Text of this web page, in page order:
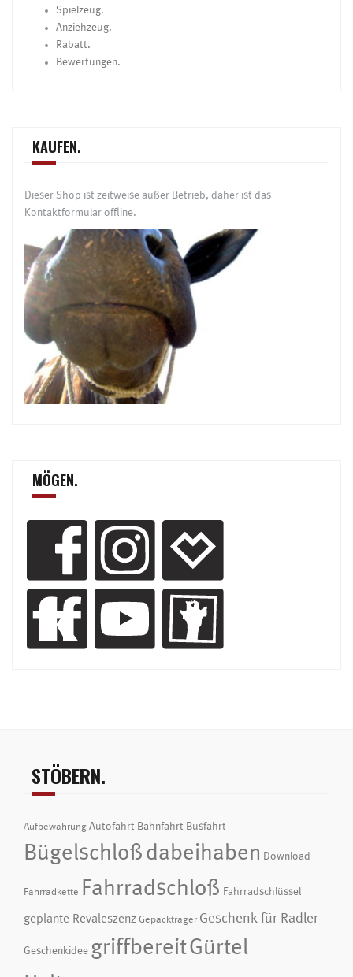
Spielzeug.
Anziehzeug.
Rabatt.
Bewertungen.
KAUFEN.
Dieser Shop ist zeitweise außer Betrieb, daher ist das
Kontaktformular offline.
MÖGEN.
STÖBERN.
Aufbewahrung Autofahrt Bahnfahrt Busfahrt
Bügelschloß dabeihaben Download
Fahrradkette Fahrradschloß Fahrradschlüssel
geplante Revaleszenz Gepäckträger Geschenk für Radler
Geschenkidee griffbereitGürtel